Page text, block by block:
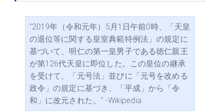
"2019年（令和元年）5月1日午前0時、「天皇
の退位等に関する皇室典範特例法」の規定に
基づいて、明仁の第一皇男子である徳仁親王
が第126代天皇に即位した。この皇位の継承
を受けて、「元号法」並びに「元号を改める
政令」の規定に基づき、「平成」から「令
和」に改元された。" -Wikipedia